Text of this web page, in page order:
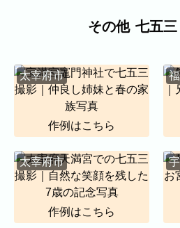
ABOUT
ます。
KUMICODEのことを、少
たらうれしいです。
私たちにできること
写真撮影・動画撮影・WEBサ
WEBサイト制作
会社概要
代表者、所在地、事業内容等の
よくある質問
今まで寄せられた質問をまとめ
その他 七五三
太宰府市
作例はこちら
太宰府市
作例はこちら